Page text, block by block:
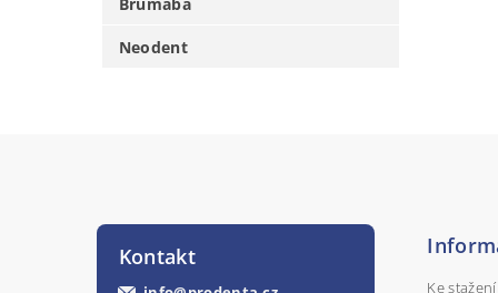
Neodent
Kontakt
Ke stažení